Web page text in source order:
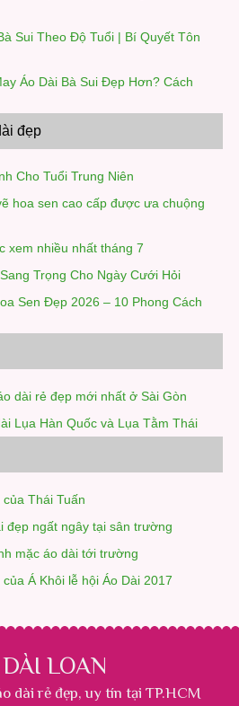
Sui Theo Độ Tuổi | Bí Quyết Tôn
Áo Dài Bà Sui Đẹp Hơn? Cách
đẹp
Cho Tuổi Trung Niên
hoa sen cao cấp được ưa chuộng
xem nhiều nhất tháng 7
Trọng Cho Ngày Cưới Hỏi
Sen Đẹp 2026 – 10 Phong Cách
dài rẻ đẹp mới nhất ở Sài Gòn
Lụa Hàn Quốc và Lụa Tằm Thái
Thái Tuấn
đẹp ngất ngây tại sân trường
mặc áo dài tới trường
Á Khôi lễ hội Áo Dài 2017
LOAN
dài rẻ đẹp, uy tín tại TP.HCM